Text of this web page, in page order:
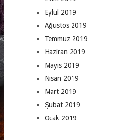
Eylül 2019
Ağustos 2019
Temmuz 2019
Haziran 2019
Mayıs 2019
Nisan 2019
Mart 2019
Şubat 2019
Ocak 2019